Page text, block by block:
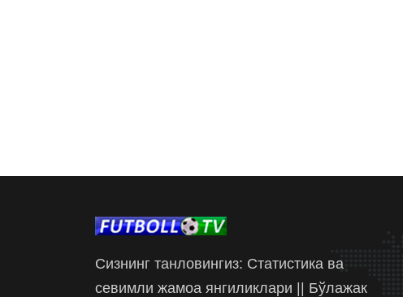
Сизнинг танловингиз: Статистика ва
севимли жамоа янгиликлари || Бўлажак